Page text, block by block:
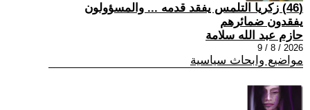
(46) زكريا التلمس يفقد قدمه ... والمسؤولون
يفقدون ضمائرهم
حازم عبد الله سلامة
2026 / 8 / 9
مواضيع وابحاث سياسية